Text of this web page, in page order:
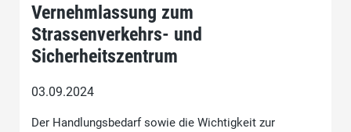
Vernehmlassung zum
Strassenverkehrs- und
Sicherheitszentrum
03.09.2024
Der Handlungsbedarf sowie die Wichtigkeit zur